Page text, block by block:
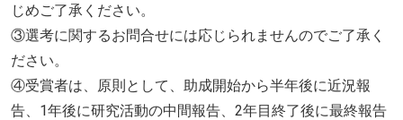
じめご了承ください。
③選考に関するお問合せには応じられませんのでご了承く
ださい。
④受賞者は、原則として、助成開始から半年後に近況報
告、1年後に研究活動の中間報告、2年目終了後に最終報告